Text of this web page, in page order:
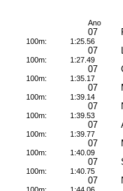
Ano
07
100m: 1:25.56
07
100m: 1:27.49
07
100m: 1:35.17
07
100m: 1:39.14
07
100m: 1:39.53
07
100m: 1:39.77
07
100m: 1:40.09
07
100m: 1:40.75
07